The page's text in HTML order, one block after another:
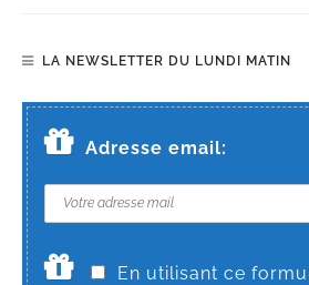
LA NEWSLETTER DU LUNDI MATIN
Adresse email:
En utilisant ce